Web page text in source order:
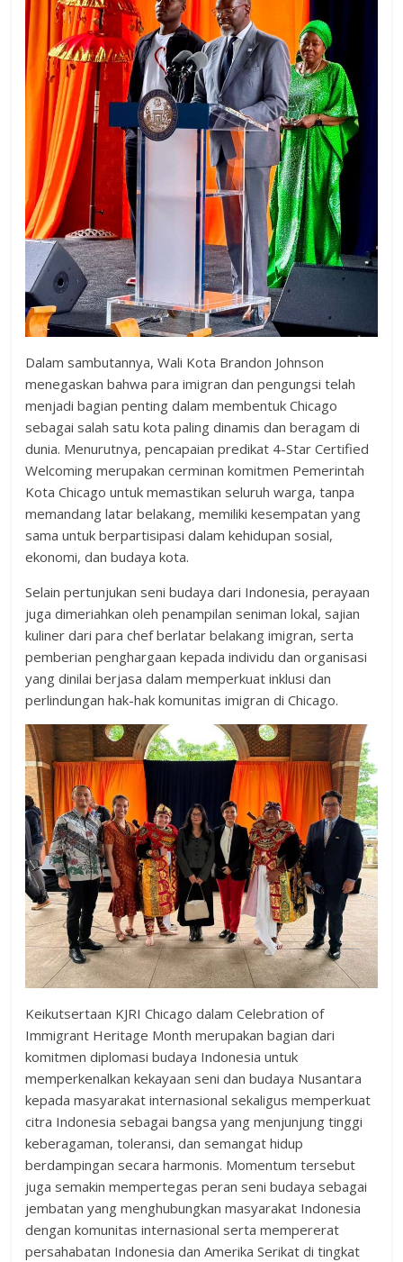
Dalam sambutannya, Wali Kota Brandon Johnson
menegaskan bahwa para imigran dan pengungsi telah
menjadi bagian penting dalam membentuk Chicago
sebagai salah satu kota paling dinamis dan beragam di
dunia. Menurutnya, pencapaian predikat 4-Star Certified
Welcoming merupakan cerminan komitmen Pemerintah
Kota Chicago untuk memastikan seluruh warga, tanpa
memandang latar belakang, memiliki kesempatan yang
sama untuk berpartisipasi dalam kehidupan sosial,
ekonomi, dan budaya kota.
Selain pertunjukan seni budaya dari Indonesia, perayaan
juga dimeriahkan oleh penampilan seniman lokal, sajian
kuliner dari para chef berlatar belakang imigran, serta
pemberian penghargaan kepada individu dan organisasi
yang dinilai berjasa dalam memperkuat inklusi dan
perlindungan hak-hak komunitas imigran di Chicago.
Keikutsertaan KJRI Chicago dalam Celebration of
Immigrant Heritage Month merupakan bagian dari
komitmen diplomasi budaya Indonesia untuk
memperkenalkan kekayaan seni dan budaya Nusantara
kepada masyarakat internasional sekaligus memperkuat
citra Indonesia sebagai bangsa yang menjunjung tinggi
keberagaman, toleransi, dan semangat hidup
berdampingan secara harmonis. Momentum tersebut
juga semakin mempertegas peran seni budaya sebagai
jembatan yang menghubungkan masyarakat Indonesia
dengan komunitas internasional serta mempererat
persahabatan Indonesia dan Amerika Serikat di tingkat